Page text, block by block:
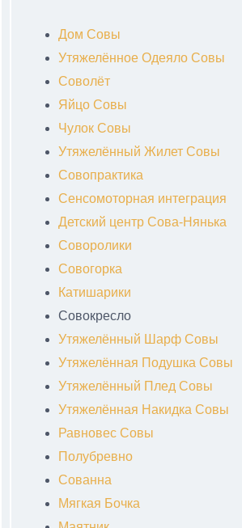
Дом Совы
Утяжелённое Одеяло Совы
Соволёт
Яйцо Совы
Чулок Совы
Утяжелённый Жилет Совы
Совопрактика
Сенсомоторная интеграция
Детский центр Сова-Нянька
Соворолики
Совогорка
Катишарики
Совокресло
Утяжелённый Шарф Совы
Утяжелённая Подушка Совы
Утяжелённый Плед Совы
Утяжелённая Накидка Совы
Равновес Совы
Полубревно
Сованна
Мягкая Бочка